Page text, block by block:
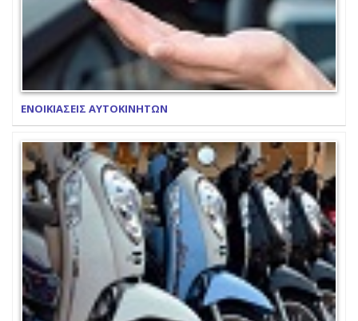
ΕΝΟΙΚΙΑΣΕΙΣ ΑΥΤΟΚΙΝΗΤΩΝ